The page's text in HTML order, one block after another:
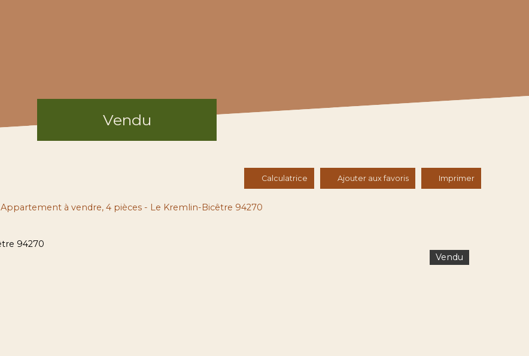
Vendu
Calculatrice Ajouter aux favoris Imprimer
Appartement à vendre, 4 pièces - Le Kremlin-Bicêtre 94270
Vendu